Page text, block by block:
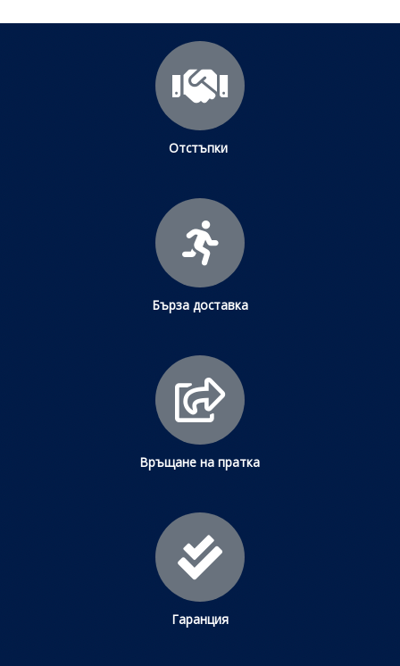
Отстъпки
Бърза доставка
Връщане на пратка
Гаранция